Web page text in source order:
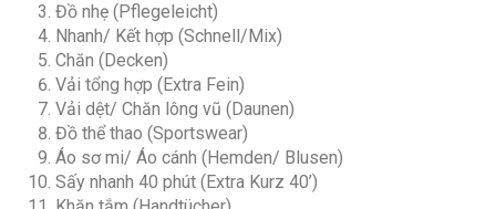
Đèn nội
thất
Không
Ống thoát
nước
ngưng tụ
Có
Đồ nhẹ (Pflegeleicht)
Nhanh/ Kết hợp (Schnell/Mix)
Chăn (Decken)
Vải tổng hợp (Extra Fein)
Vải dệt/ Chăn lông vũ (Daunen)
Đồ thể thao (Sportswear)
Áo sơ mi/ Áo cánh (Hemden/ Blusen)
Sấy nhanh 40 phút (Extra Kurz 40’)